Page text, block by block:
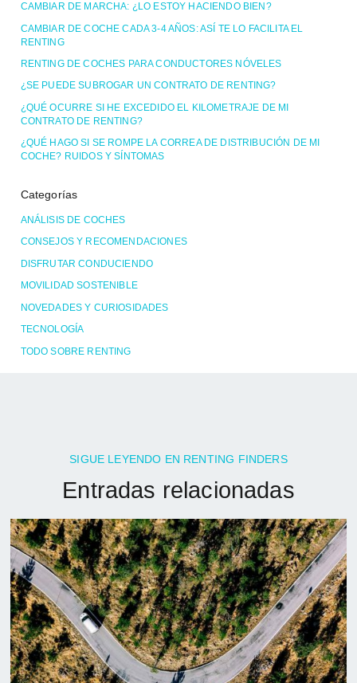
CAMBIAR DE MARCHA: ¿LO ESTOY HACIENDO BIEN?
CAMBIAR DE COCHE CADA 3-4 AÑOS: ASÍ TE LO FACILITA EL
RENTING
RENTING DE COCHES PARA CONDUCTORES NÓVELES
¿SE PUEDE SUBROGAR UN CONTRATO DE RENTING?
¿QUÉ OCURRE SI HE EXCEDIDO EL KILOMETRAJE DE MI
CONTRATO DE RENTING?
¿QUÉ HAGO SI SE ROMPE LA CORREA DE DISTRIBUCIÓN DE MI
COCHE? RUIDOS Y SÍNTOMAS
Categorías
ANÁLISIS DE COCHES
CONSEJOS Y RECOMENDACIONES
DISFRUTAR CONDUCIENDO
MOVILIDAD SOSTENIBLE
NOVEDADES Y CURIOSIDADES
TECNOLOGÍA
TODO SOBRE RENTING
SIGUE LEYENDO EN RENTING FINDERS
Entradas relacionadas